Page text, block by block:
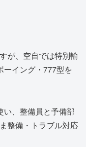
が、空自では特別輸
ーイング・777型を
い、整備員と予備部
整備・トラブル対応